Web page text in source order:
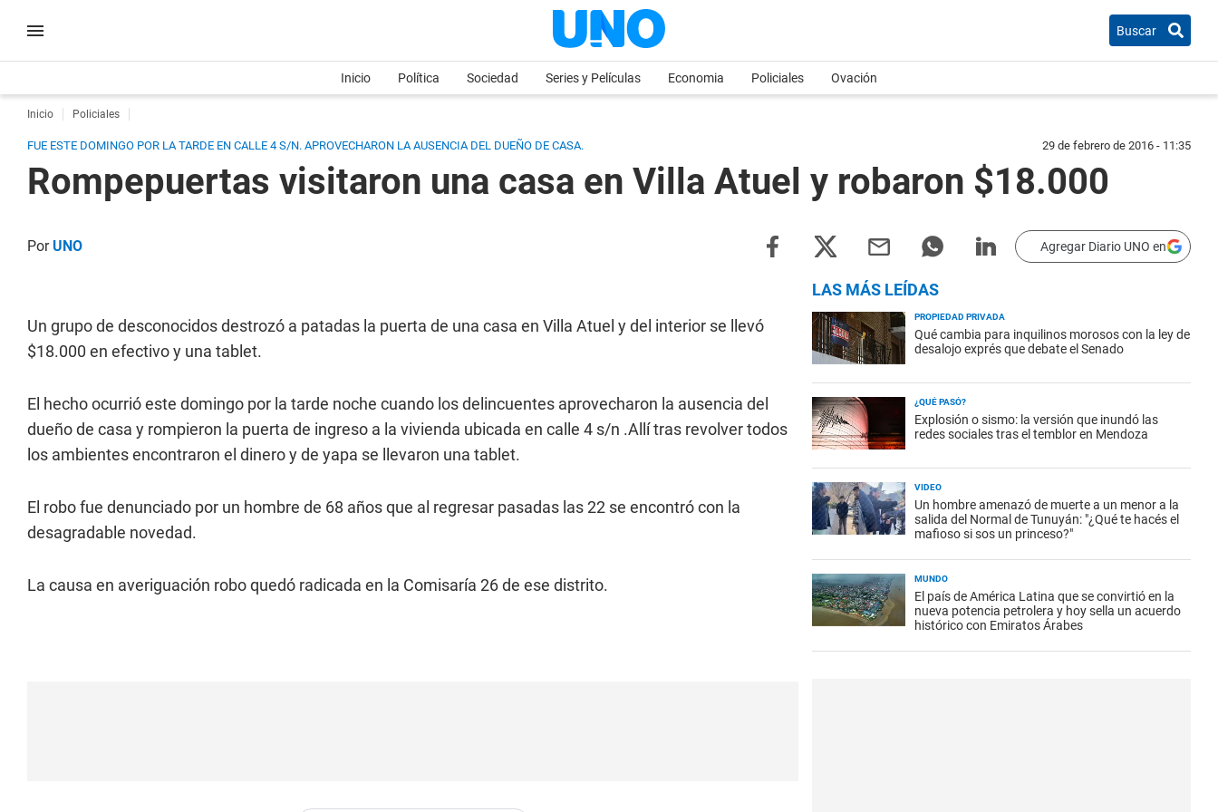
Buscar
Inicio Política Sociedad Series y Películas Economia Policiales Ovación
Inicio Policiales
FUE ESTE DOMINGO POR LA TARDE EN CALLE 4 S/N. APROVECHARON LA AUSENCIA DEL DUEÑO DE CASA. 29 de febrero de 2016 - 11:35
Rompepuertas visitaron una casa en Villa Atuel y robaron $18.000
PorUNO Agregar Diario UNO en
Un grupo de desconocidos destrozó a patadas la puerta de una casa en Villa Atuel y del interior se llevó
$18.000 en efectivo y una tablet.
El hecho ocurrió este domingo por la tarde noche cuando los delincuentes aprovecharon la ausencia del
dueño de casa y rompieron la puerta de ingreso a la vivienda ubicada en calle 4 s/n .Allí tras revolver todos
los ambientes encontraron el dinero y de yapa se llevaron una tablet.
El robo fue denunciado por un hombre de 68 años que al regresar pasadas las 22 se encontró con la
desagradable novedad.
La causa en averiguación robo quedó radicada en la Comisaría 26 de ese distrito.
LAS MÁS LEÍDAS
PROPIEDAD PRIVADA
Qué cambia para inquilinos morosos con la ley de
desalojo exprés que debate el Senado
¿QUÉ PASÓ?
Explosión o sismo: la versión que inundó las
redes sociales tras el temblor en Mendoza
VIDEO
Un hombre amenazó de muerte a un menor a la
salida del Normal de Tunuyán: "¿Qué te hacés el
mafioso si sos un princeso?"
MUNDO
El país de América Latina que se convirtió en la
nueva potencia petrolera y hoy sella un acuerdo
histórico con Emiratos Árabes